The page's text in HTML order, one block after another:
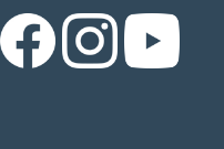
https://https://https://